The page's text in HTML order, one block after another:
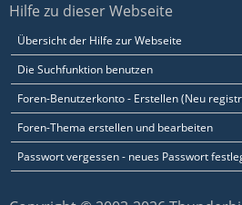
Hilfe zu dieser Webseite
Übersicht der Hilfe zur Webseite
Die Suchfunktion benutzen
Foren-Benutzerkonto - Erstellen (Neu
Foren-Thema erstellen und bearbeiten
Passwort vergessen - neues Passwort